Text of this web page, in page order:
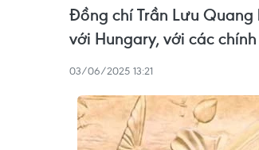
Đồng chí Trần Lưu
với Hungary, với các
03/06/2025 13:21